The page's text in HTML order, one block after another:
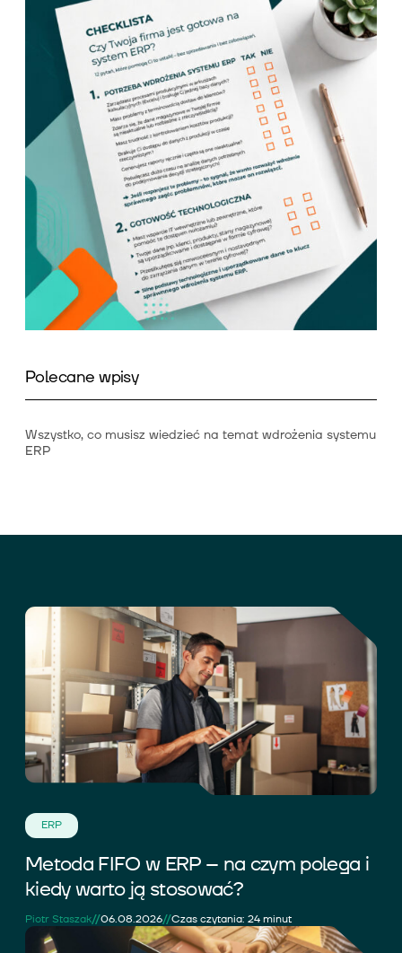
Polecane wpisy
Wszystko, co musisz wiedzieć na temat wdrożenia systemu
ERP
ERP
Metoda FIFO w ERP – na czym polega i
kiedy warto ją stosować?
Piotr Staszak//06.08.2026//Czas czytania: 24 minut